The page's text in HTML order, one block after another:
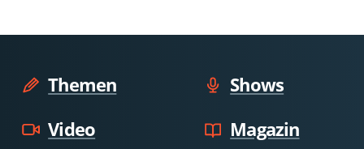
Themen
Shows
Video
Magazin